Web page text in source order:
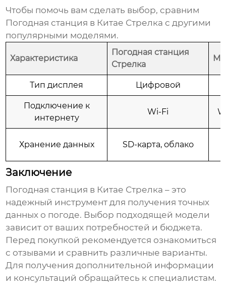
Чтобы помочь вам сделать выбор, сравним
Погодная станция в Китае Стрелка с другими
популярными моделями.
Характеристика
Погодная станция
Стрелка
Тип дисплея Цифровой
Подключение к
интернету
Wi-Fi
Хранение данных SD-карта, облако
Заключение
Погодная станция в Китае Стрелка – это
надежный инструмент для получения точных
данных о погоде. Выбор подходящей модели
зависит от ваших потребностей и бюджета.
Перед покупкой рекомендуется ознакомиться
с отзывами и сравнить различные варианты.
Для получения дополнительной информации
и консультаций обращайтесь к специалистам.